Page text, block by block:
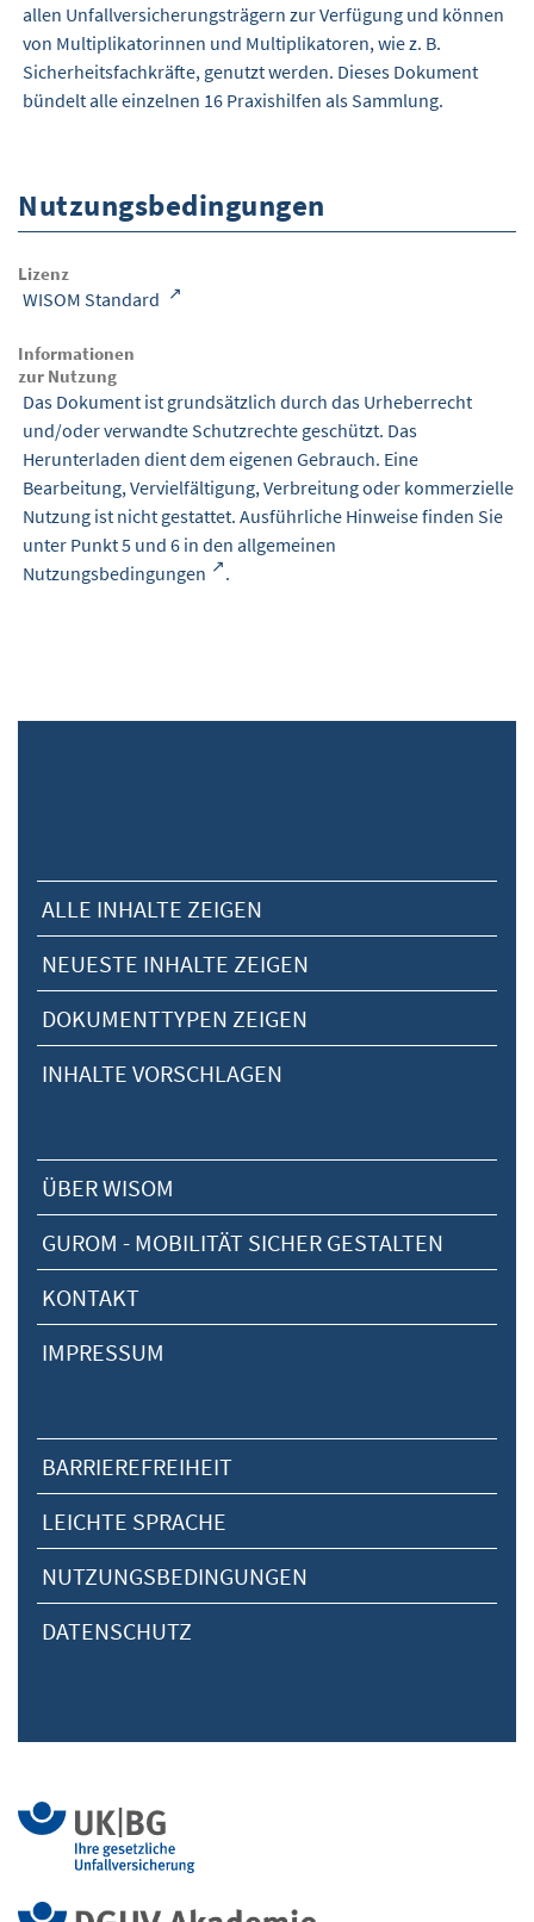
allen Unfallversicherungsträgern zur Verfügung und können
von Multiplikatorinnen und Multiplikatoren, wie z. B.
Sicherheitsfachkräfte, genutzt werden. Dieses Dokument
bündelt alle einzelnen 16 Praxishilfen als Sammlung.
Nutzungsbedingungen
Lizenz
WISOM Standard
Informationen
zur Nutzung
Das Dokument ist grundsätzlich durch das Urheberrecht
und/oder verwandte Schutzrechte geschützt. Das
Herunterladen dient dem eigenen Gebrauch. Eine
Bearbeitung, Vervielfältigung, Verbreitung oder kommerzielle
Nutzung ist nicht gestattet. Ausführliche Hinweise finden Sie
unter Punkt 5 und 6 in den allgemeinen
Nutzungsbedingungen
.
ALLE INHALTE ZEIGEN
NEUESTE INHALTE ZEIGEN
DOKUMENTTYPEN ZEIGEN
INHALTE VORSCHLAGEN
ÜBER WISOM
GUROM - MOBILITÄT SICHER GESTALTEN
KONTAKT
IMPRESSUM
BARRIEREFREIHEIT
LEICHTE SPRACHE
NUTZUNGSBEDINGUNGEN
DATENSCHUTZ